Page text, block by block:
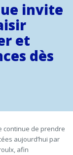
invite
et
dès
continue de prendre
aujourd’hui par
afin